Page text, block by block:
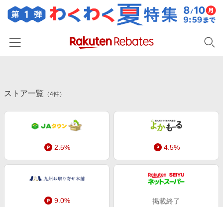
カテゴリー一覧
百貨店・総合ECモール
ファッション・インナー・小物
食品・スイーツ・お酒
日用品・キッチン用品
コスメ・健康・医薬品
キッズ・ベビー用品
初回購入者限定特典
電子書籍特集
友達紹介
楽天IDでログイン/会員登録
ストア一覧 （4件）
2.5% 4.5%
9.0% 掲載終了